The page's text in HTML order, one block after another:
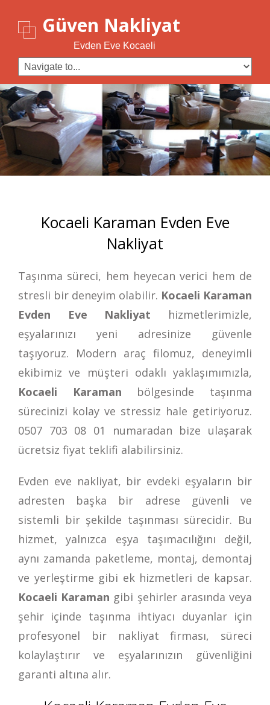
Güven Nakliyat
Evden Eve Kocaeli
Kocaeli Karaman Evden Eve
Nakliyat
Taşınma süreci, hem heyecan verici hem de
stresli bir deneyim olabilir. Kocaeli Karaman
Evden Eve Nakliyat hizmetlerimizle,
eşyalarınızı yeni adresinize güvenle
taşıyoruz. Modern araç filomuz, deneyimli
ekibimiz ve müşteri odaklı yaklaşımımızla,
Kocaeli Karaman bölgesinde taşınma
sürecinizi kolay ve stressiz hale getiriyoruz.
0507 703 08 01
numaradan bize ulaşarak
ücretsiz fiyat teklifi alabilirsiniz.
Evden eve nakliyat, bir evdeki eşyaların bir
adresten başka bir adrese güvenli ve
sistemli bir şekilde taşınması sürecidir. Bu
hizmet, yalnızca eşya taşımacılığını değil,
aynı zamanda paketleme, montaj, demontaj
ve yerleştirme gibi ek hizmetleri de kapsar.
Kocaeli Karaman gibi şehirler arasında veya
şehir içinde taşınma ihtiyacı duyanlar için
profesyonel bir nakliyat firması, süreci
kolaylaştırır ve eşyalarınızın güvenliğini
garanti altına alır.